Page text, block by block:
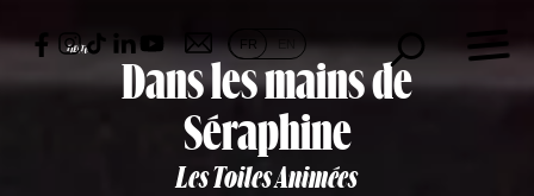
content
FR EN
Dans les mains de
Séraphine
Les Toiles Animées